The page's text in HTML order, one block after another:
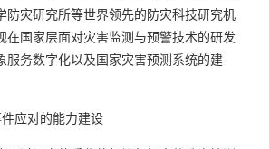
防灾研究所等世界领先的防灾科技研究机
在国家层面对灾害监测与预警技术的研发
服务数字化以及国家灾害预测系统的建
应对的能力建设